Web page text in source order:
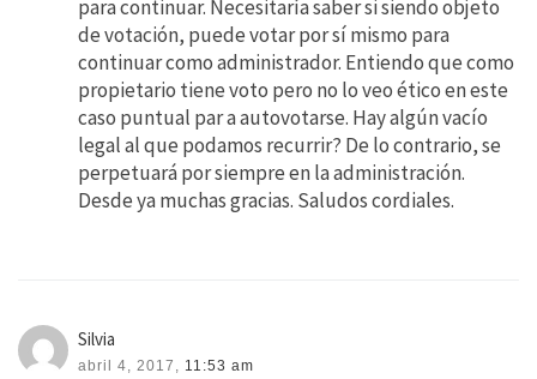
para continuar. Necesitaría saber si siendo objeto
de votación, puede votar por sí mismo para
continuar como administrador. Entiendo que como
propietario tiene voto pero no lo veo ético en este
caso puntual par a autovotarse. Hay algún vacío
legal al que podamos recurrir? De lo contrario, se
perpetuará por siempre en la administración.
Desde ya muchas gracias. Saludos cordiales.
Silvia
abril 4, 2017, 11:53 am